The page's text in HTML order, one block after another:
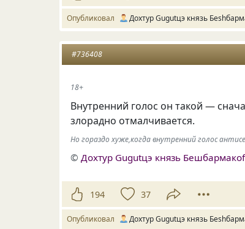
Опубликовал Дохтур Gugutцэ князь
#736408
18+
Внутренний голос он такой —
злорадно отмалчивается.
Но гораздо хуже,когда внутренний голос
©Дохтур Gugutцэ князь
194 37
Опубликовал Дохтур Gugutцэ князь